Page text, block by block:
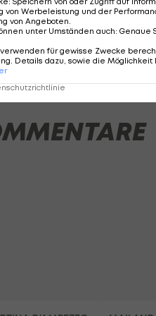
von Werbeleistung und der
von Angeboten.
unter Umständen auch: Genaue
für gewisse Zwecke
Details dazu, sowie die